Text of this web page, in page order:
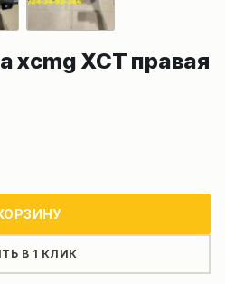
xcmg XCT правая
В 1 КЛИК